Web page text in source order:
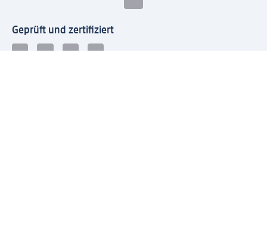
Geprüft und zertifiziert